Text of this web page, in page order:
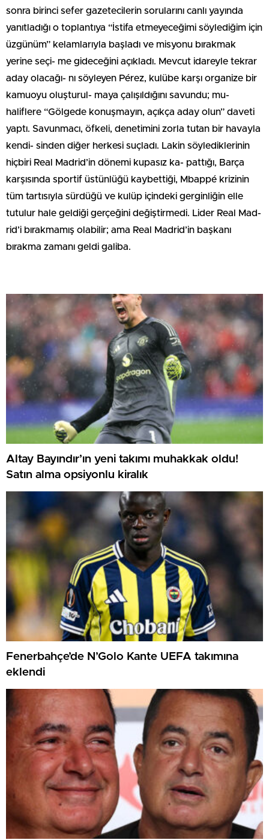
sonra birinci sefer gazetecilerin sorularını canlı yayında
yanıtladığı o toplantıya “İstifa etmeyeceğimi söylediğim için
üzgünüm” kelamlarıyla başladı ve misyonu bırakmak
yerine seçi- me gideceğini açıkladı. Mevcut idareyle tekrar
aday olacağı- nı söyleyen Pérez, kulübe karşı organize bir
kamuoyu oluşturul- maya çalışıldığını savundu; mu-
haliflere “Gölgede konuşmayın, açıkça aday olun” daveti
yaptı. Savunmacı, öfkeli, denetimini zorla tutan bir havayla
kendi- sinden diğer herkesi suçladı. Lakin söylediklerinin
hiçbiri Real Madrid’in dönemi kupasız ka- pattığı, Barça
karşısında sportif üstünlüğü kaybettiği, Mbappé krizinin
tüm tartısıyla sürdüğü ve kulüp içindeki gerginliğin elle
tutulur hale geldiği gerçeğini değiştirmedi. Lider Real Mad-
rid’i bırakmamış olabilir; ama Real Madrid’in başkanı
bırakma zamanı geldi galiba.
Altay Bayındır’ın yeni takımı muhakkak oldu!
Satın alma opsiyonlu kiralık
Fenerbahçe’de N’Golo Kante UEFA takımına
eklendi